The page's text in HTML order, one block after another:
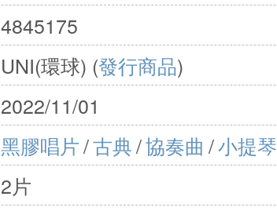
4845175
UNI(環球) (發行商品)
2022/11/01
黑膠唱片/古典/協奏曲 /小提琴
2片